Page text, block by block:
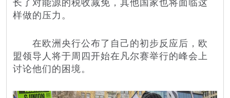
长了对能源的税收减免，其他国家也将面临这
样做的压力。
在欧洲央行公布了自己的初步反应后，欧
盟领导人将于周四开始在凡尔赛举行的峰会上
讨论他们的困境。